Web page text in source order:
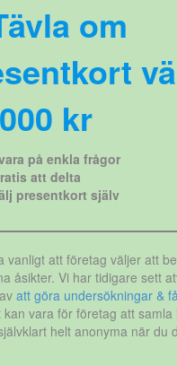
om
kr
på enkla frågor
att delta
presentkort själv
vanligt att företag väljer att
åsikter. Vi har tidigare sett
att göra undersökningar &
kan vara för företag att
helt anonyma när du